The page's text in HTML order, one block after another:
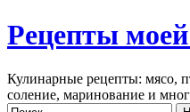
Рецепты
Кулинарные рецепты: мясо,
соление, маринование и